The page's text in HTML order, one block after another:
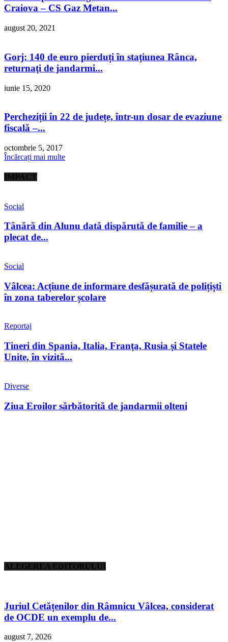
Craiova – CS Gaz Metan...
august 20, 2021
Gorj: 140 de euro pierduți în staţiunea Rânca,
returnaţi de jandarmi...
iunie 15, 2020
Percheziții în 22 de județe, într-un dosar de evaziune
fiscală –...
octombrie 5, 2017
Încărcați mai multe
IMPACT
Social
Tânără din Alunu dată dispărută de familie – a
plecat de...
Social
Vâlcea: Acțiune de informare desfășurată de polițiști
în zona taberelor școlare
Reportaj
Tineri din Spania, Italia, Franţa, Rusia şi Statele
Unite, în vizită...
Diverse
Ziua Eroilor sărbătorită de jandarmii olteni
ALEGEREA EDITORULUI
Juriul Cetățenilor din Râmnicu Vâlcea, considerat
de OCDE un exemplu de...
august 7, 2026